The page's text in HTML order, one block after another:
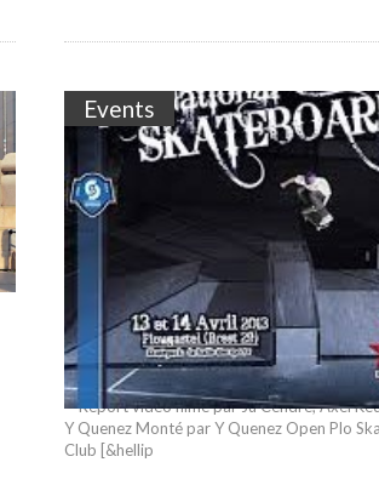
Events
Open National Plougastel 2013
Report video
23 avril 2013 | par yquenez
Report video filmé par Ju Cendré, Axel
Y Quenez Monté par Y Quenez Open Plo
Club [&hellip